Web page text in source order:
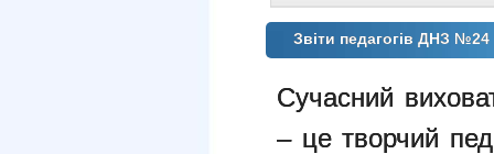
Звіти педагогів ДНЗ №24
Сучасний
– це творчий